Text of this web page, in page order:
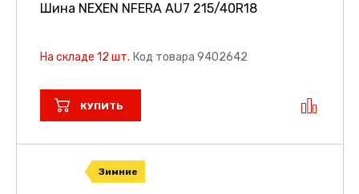
Шина NEXEN NFERA AU7 215/40R18
На складе 12 шт. Код товара 9402642
КУПИТЬ
Зимние